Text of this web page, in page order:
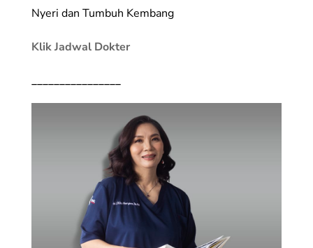
Nyeri dan Tumbuh Kembang
Klik Jadwal Dokter
________________